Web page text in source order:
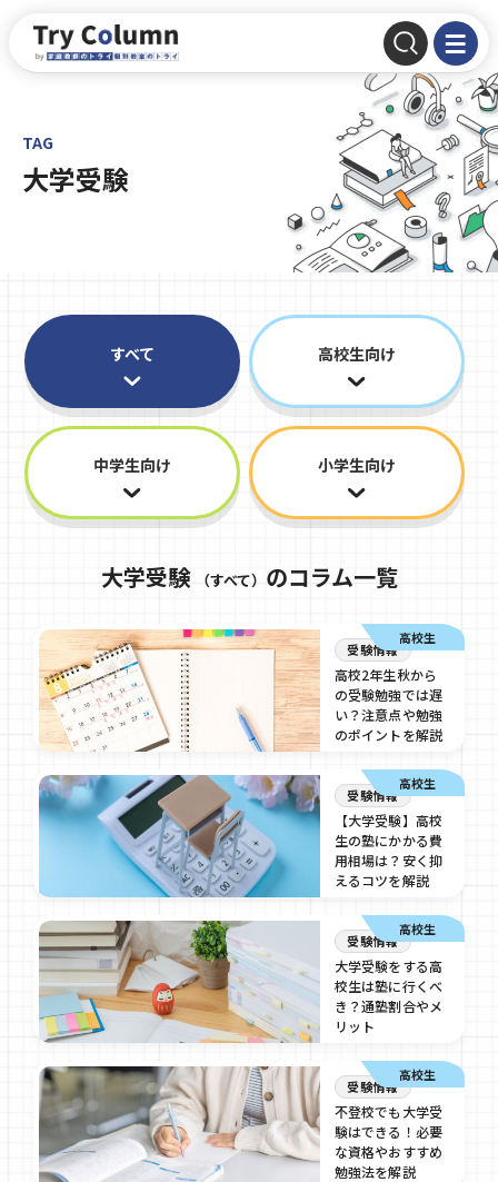
TAG
大学受験
すべて 高校生向け
中学生向け 小学生向け
大学受験 （すべて） のコラム一覧
高校生
受験情報
高校2年生秋から
の受験勉強では遅
い？注意点や勉強
のポイントを解説
高校生
受験情報
【大学受験】高校
生の塾にかかる費
用相場は？安く抑
えるコツを解説
高校生
受験情報
大学受験をする高
校生は塾に行くべ
き？通塾割合やメ
リット
高校生
受験情報
不登校でも大学受
験はできる！必要
な資格やおすすめ
勉強法を解説